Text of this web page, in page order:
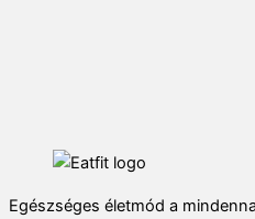
Egészséges életmód a